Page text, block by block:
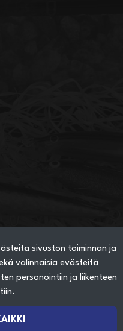
sivuston toiminnan ja
valinnaisia evästeitä
personointiin ja liikenteen